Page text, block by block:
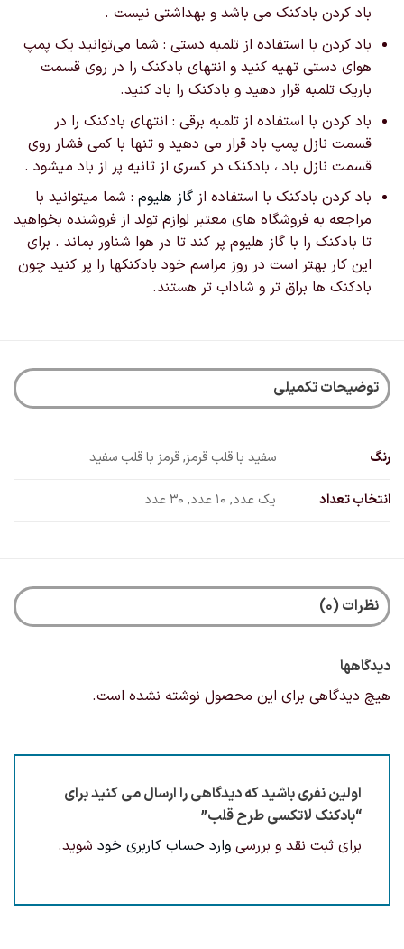
باد کردن بادکنک می باشد و بهداشتی نیست .
باد کردن با استفاده از تلمبه دستی : شما می‌توانید یک پمپ
هوای دستی تهیه کنید و انتهای بادکنک را در روی قسمت
باریک تلمبه قرار دهید و بادکنک را باد کنید.
باد کردن با استفاده از تلمبه برقی : انتهای بادکنک را در
قسمت نازل پمپ باد قرار می دهید و تنها با کمی فشار روی
قسمت نازل باد ، بادکنک در کسری از ثانیه پر از باد میشود .
باد کردن بادکنک با استفاده از گاز هلیوم: شما میتوانید با
مراجعه به فروشگاه های معتبر لوازم تولد از فروشنده بخواهید
تا بادکنک را با گاز هلیوم پر کند تا در هوا شناور بماند . برای
این کار بهتر است در روز مراسم خود بادکنکها را پر کنید چون
بادکنک ها براق تر و شاداب تر هستند.
توضیحات تکمیلی
رنگ سفید با قلب قرمز, قرمز با قلب سفید
انتخاب تعداد یک عدد, 10 عدد, 30 عدد
نظرات (0)
دیدگاهها
هیچ دیدگاهی برای این محصول نوشته نشده است.
اولین نفری باشید که دیدگاهی را ارسال می کنید برای
“بادکنک لاتکسی طرح قلب”
برای ثبت نقد و بررسی وارد حساب کاربری خود شوید.